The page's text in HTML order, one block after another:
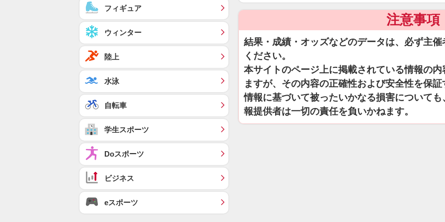
注意事項
結果・成績・オッズなどのデータは、必ず主
ください。
本サイトのページ上に掲載されている情報の
ますが、その内容の正確性および安全性を保
情報に基づいて被ったいかなる損害について
報提供者は一切の責任を負いかねます。
フィギュア
ウィンター
陸上
水泳
自転車
学生スポーツ
Doスポーツ
ビジネス
eスポーツ